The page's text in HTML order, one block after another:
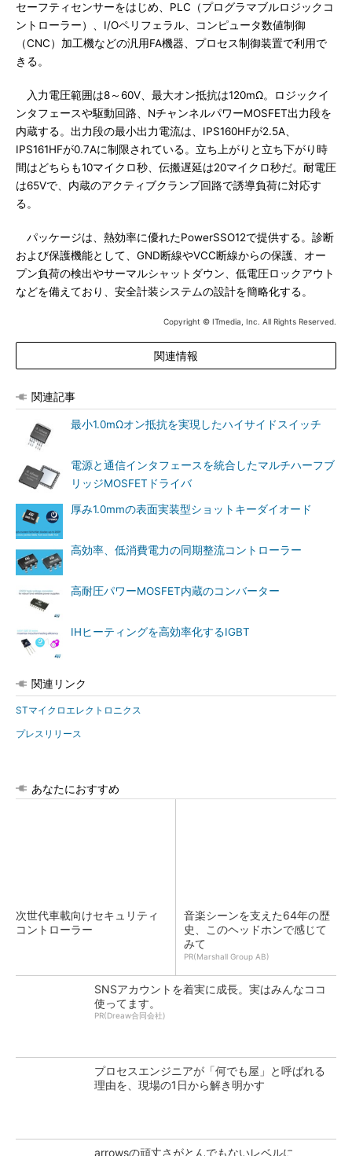
セーフティセンサーをはじめ、PLC（プログラマブルロジックコ
ントローラー）、I/Oペリフェラル、コンピュータ数値制御
（CNC）加工機などの汎用FA機器、プロセス制御装置で利用で
きる。
入力電圧範囲は8～60V、最大オン抵抗は120mΩ。ロジックイ
ンタフェースや駆動回路、NチャンネルパワーMOSFET出力段を
内蔵する。出力段の最小出力電流は、IPS160HFが2.5A、
IPS161HFが0.7Aに制限されている。立ち上がりと立ち下がり時
間はどちらも10マイクロ秒、伝搬遅延は20マイクロ秒だ。耐電圧
は65Vで、内蔵のアクティブクランプ回路で誘導負荷に対応す
る。
パッケージは、熱効率に優れたPowerSSO12で提供する。診断
および保護機能として、GND断線やVCC断線からの保護、オー
プン負荷の検出やサーマルシャットダウン、低電圧ロックアウト
などを備えており、安全計装システムの設計を簡略化する。
Copyright © ITmedia, Inc. All Rights Reserved.
関連情報
関連記事
最小1.0mΩオン抵抗を実現したハイサイドスイッチ
電源と通信インタフェースを統合したマルチハーフブ
リッジMOSFETドライバ
厚み1.0mmの表面実装型ショットキーダイオード
高効率、低消費電力の同期整流コントローラー
高耐圧パワーMOSFET内蔵のコンバーター
IHヒーティングを高効率化するIGBT
関連リンク
STマイクロエレクトロニクス
プレスリリース
あなたにおすすめ
次世代車載向けセキュリティ
コントローラー
音楽シーンを支えた64年の歴
史、このヘッドホンで感じて
みて
PR(Marshall Group AB)
SNSアカウントを着実に成長。実はみんなココ
使ってます。
PR(Dreaw合同会社)
プロセスエンジニアが「何でも屋」と呼ばれる
理由を、現場の1日から解き明かす
arrowsの頑丈さがとんでもないレベルに